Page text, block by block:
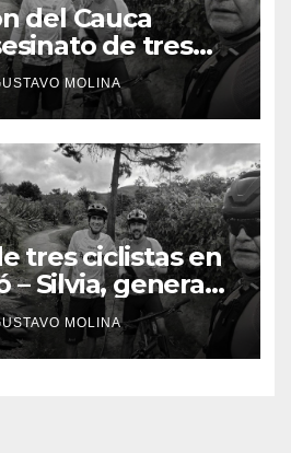
del Cauca
de tres
MOLINA
tres ciclistas en
– Silvia, genera
en el Cauca
MOLINA